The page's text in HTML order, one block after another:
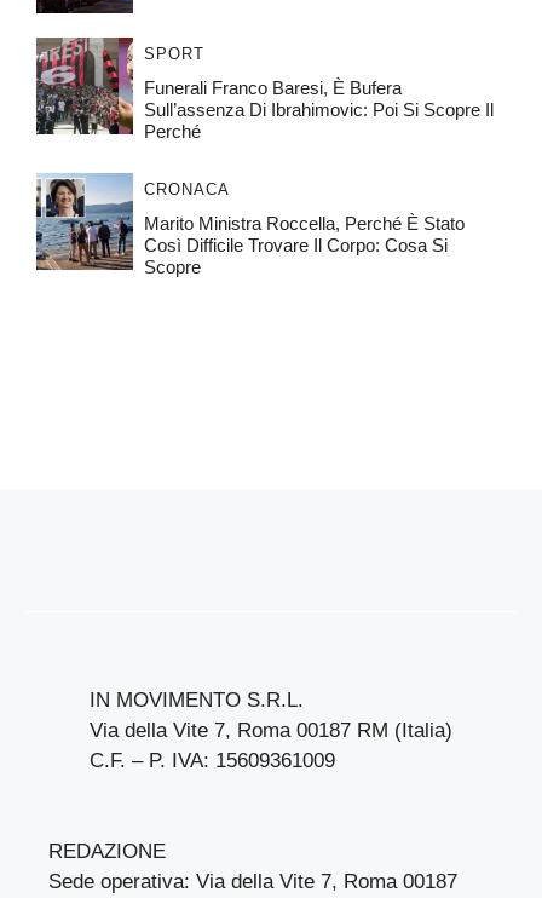
SPORT
Funerali Franco Baresi, È Bufera
Sull’assenza Di Ibrahimovic: Poi Si Scopre Il
Perché
CRONACA
Marito Ministra Roccella, Perché È Stato
Così Difficile Trovare Il Corpo: Cosa Si
Scopre
IN MOVIMENTO S.R.L.
Via della Vite 7, Roma 00187 RM (Italia)
C.F. – P. IVA: 15609361009
REDAZIONE
Sede operativa: Via della Vite 7, Roma 00187